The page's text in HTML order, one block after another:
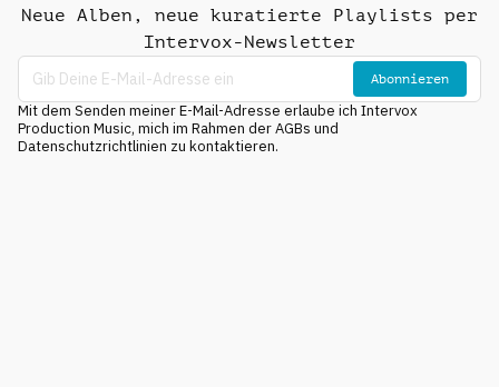
Neue Alben, neue kuratierte Playlists per
Intervox-Newsletter
Abonnieren
Mit dem Senden meiner E-Mail-Adresse erlaube ich Intervox
Production Music, mich im Rahmen der AGBs und
Datenschutzrichtlinien zu kontaktieren.